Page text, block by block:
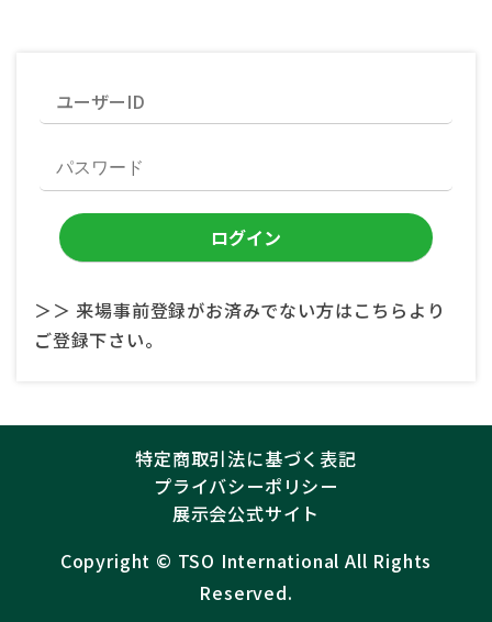
＞＞ 来場事前登録がお済みでない方はこちらより
ご登録下さい。
特定商取引法に基づく表記
プライバシーポリシー
展示会公式サイト
Copyright ©︎ TSO International All Rights
Reserved.